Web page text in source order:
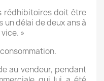
rédhibitoires doit être
délai de deux ans à
»
au vendeur, pendant